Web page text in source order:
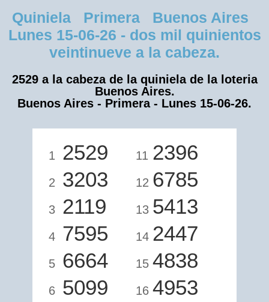
Quiniela Primera Buenos Aires
Lunes 15-06-26 - dos mil quinientos
veintinueve a la cabeza.
2529 a la cabeza de la quiniela de la loteria
Buenos Aires.
Buenos Aires - Primera - Lunes 15-06-26.
1 2529
2 3203
3 2119
4 7595
5 6664
6 5099
11 2396
12 6785
13 5413
14 2447
15 4838
16 4953